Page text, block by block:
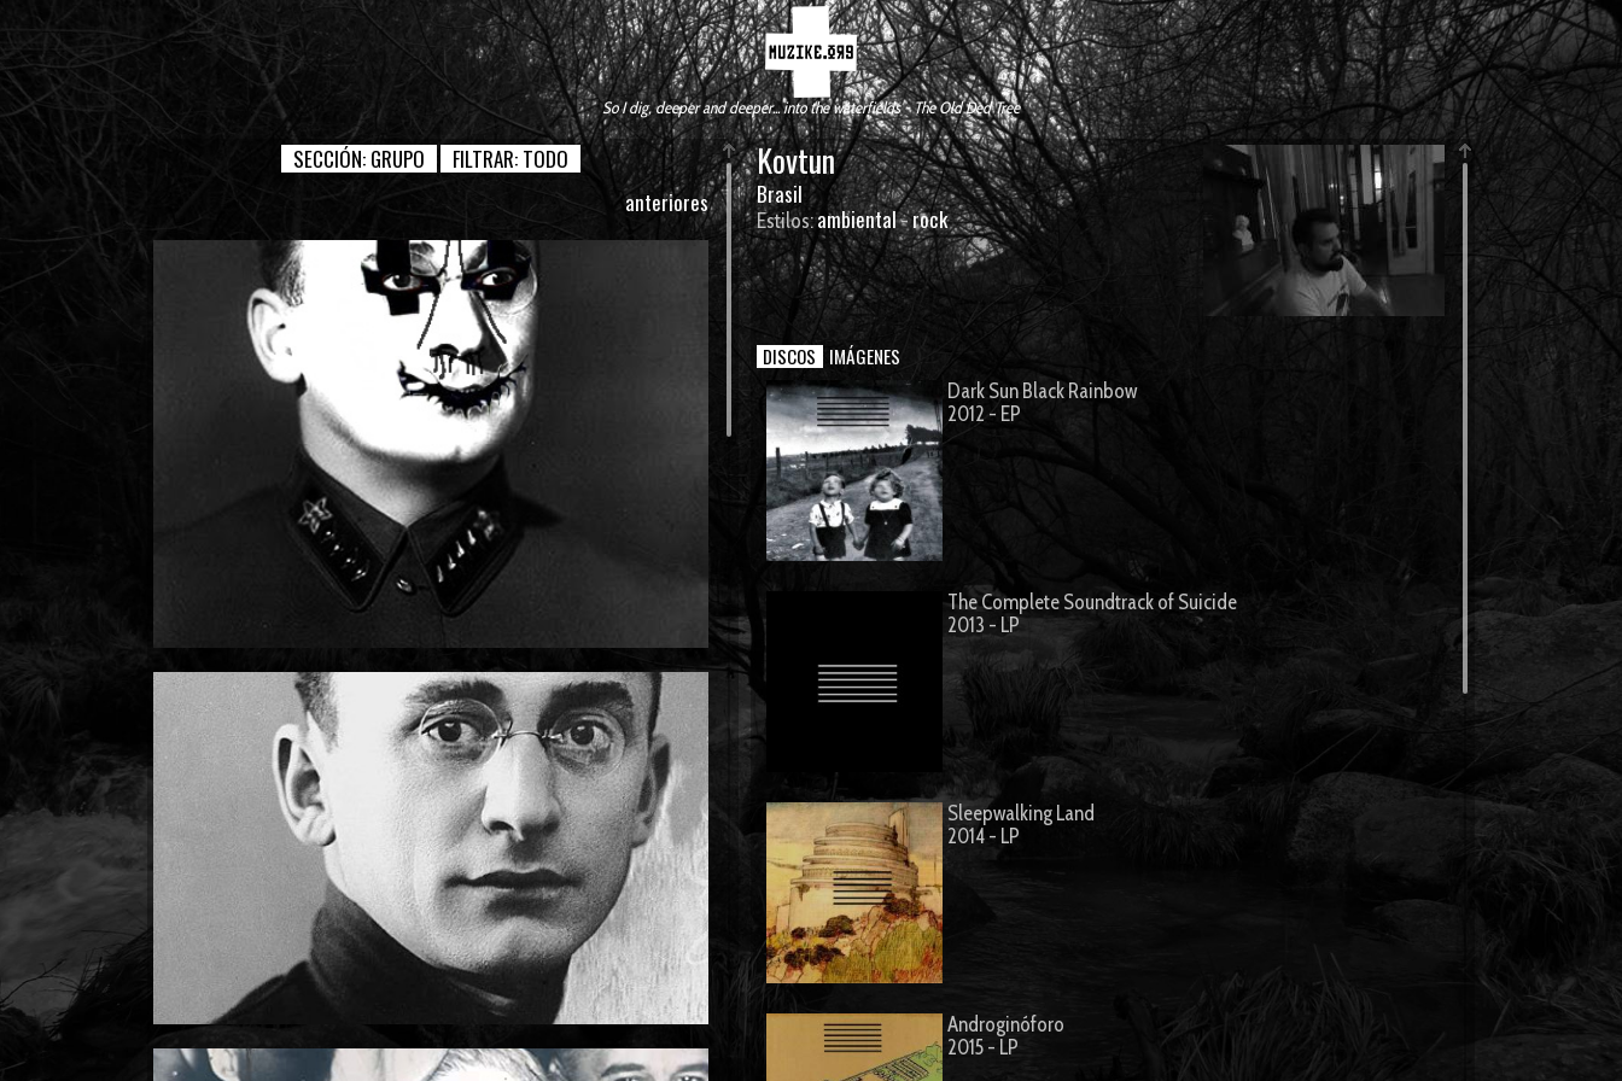
So I dig, deeper and deeper... into the waterfields - The Old Ded Tree
SECCIÓN: GRUPO FILTRAR: TODO
anteriores
Kovtun
Brasil
Estilos:ambiental-rock
DISCOS IMÁGENES
Dark Sun Black Rainbow
2012 - EP
The Complete Soundtrack of Suicide
2013 - LP
Sleepwalking Land
2014 - LP
Androginóforo
2015 - LP